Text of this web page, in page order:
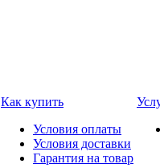
Как купить
Условия оплаты
Условия доставки
Гарантия на товар